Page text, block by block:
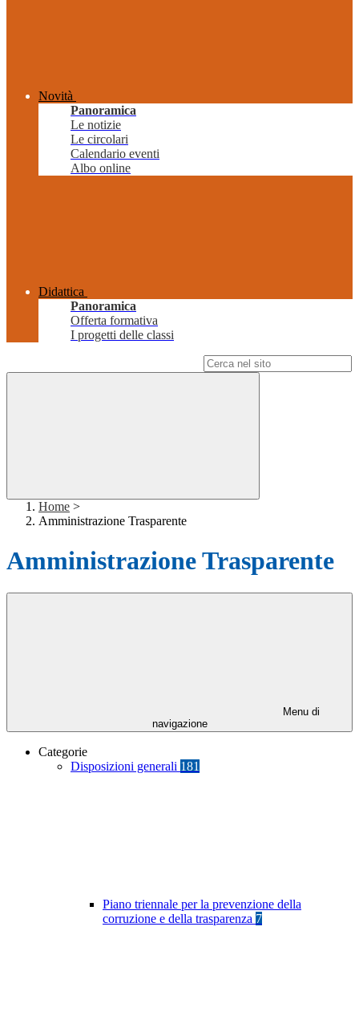
Novità
Panoramica
Le notizie
Le circolari
Calendario eventi
Albo online
Didattica
Panoramica
Offerta formativa
I progetti delle classi
Home >
Amministrazione Trasparente
Amministrazione Trasparente
Menu di
navigazione
Categorie
Disposizioni generali 181
Piano triennale per la prevenzione della
corruzione e della trasparenza 7